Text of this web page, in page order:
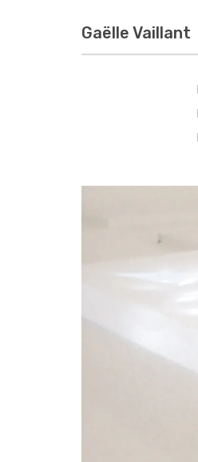
Gaëlle Vaillant